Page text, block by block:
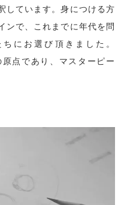
しています。身につける方
ンで、これまでに年代を問
にお選び頂きました。
点であり、マスターピー